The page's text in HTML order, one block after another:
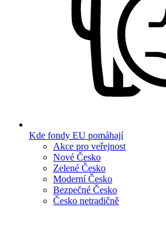
Kde fondy EU pomáhají
Akce pro veřejnost
Nové Česko
Zelené Česko
Moderní Česko
Bezpečné Česko
Česko netradičně